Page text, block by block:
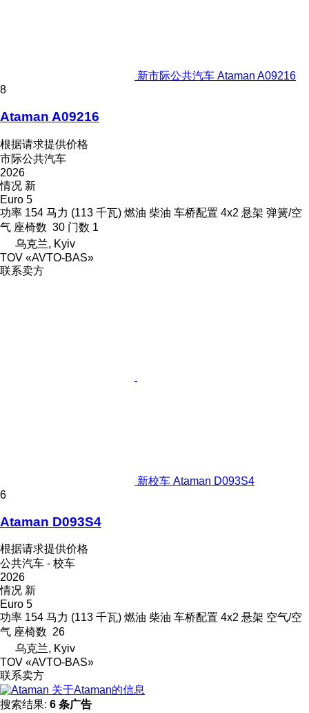
新市际公共汽车 Ataman A09216
8
Ataman A09216
根据请求提供价格
市际公共汽车
2026
情况 新
Euro 5
功率 154 马力 (113 千瓦) 燃油 柴油 车桥配置 4x2 悬架 弹簧/空
气 座椅数 30 门数 1
乌克兰, Kyiv
TOV «AVTO-BAS»
联系卖方
新校车 Ataman D093S4
6
Ataman D093S4
根据请求提供价格
公共汽车 - 校车
2026
情况 新
Euro 5
功率 154 马力 (113 千瓦) 燃油 柴油 车桥配置 4x2 悬架 空气/空
气 座椅数 26
乌克兰, Kyiv
TOV «AVTO-BAS»
联系卖方
关于Ataman的信息
搜索结果: 6 条广告